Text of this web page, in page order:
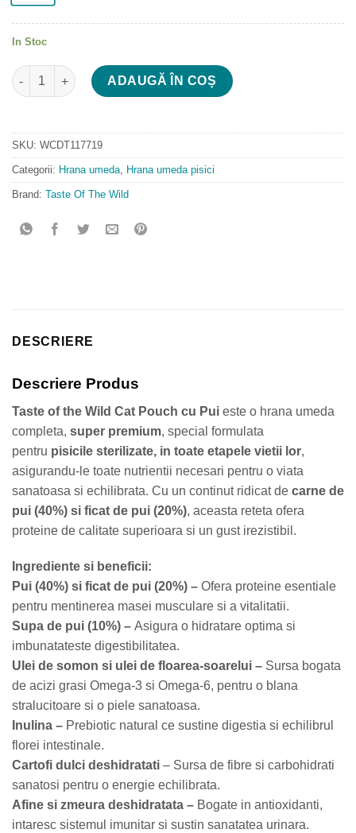
In Stoc
Cantitate Taste of the Wild Cat Pouch Sterilised All Life Stages
ADAUGĂ ÎN COȘ
SKU: WCDT117719
Categorii: Hrana umeda, Hrana umeda pisici
Brand: Taste Of The Wild
DESCRIERE
Descriere Produs
Taste of the Wild Cat Pouch cu Pui este o hrana umeda
completa, super premium, special formulata
pentru pisicile sterilizate, in toate etapele vietii lor,
asigurandu-le toate nutrientii necesari pentru o viata
sanatoasa si echilibrata. Cu un continut ridicat de carne de
pui (40%) si ficat de pui (20%), aceasta reteta ofera
proteine de calitate superioara si un gust irezistibil.
Ingrediente si beneficii:
Pui (40%) si ficat de pui (20%) – Ofera proteine esentiale
pentru mentinerea masei musculare si a vitalitatii.
Supa de pui (10%) – Asigura o hidratare optima si
imbunatateste digestibilitatea.
Ulei de somon si ulei de floarea-soarelui – Sursa bogata
de acizi grasi Omega-3 si Omega-6, pentru o blana
stralucitoare si o piele sanatoasa.
Inulina – Prebiotic natural ce sustine digestia si echilibrul
florei intestinale.
Cartofi dulci deshidratati – Sursa de fibre si carbohidrati
sanatosi pentru o energie echilibrata.
Afine si zmeura deshidratata – Bogate in antioxidanti,
intaresc sistemul imunitar si sustin sanatatea urinara.